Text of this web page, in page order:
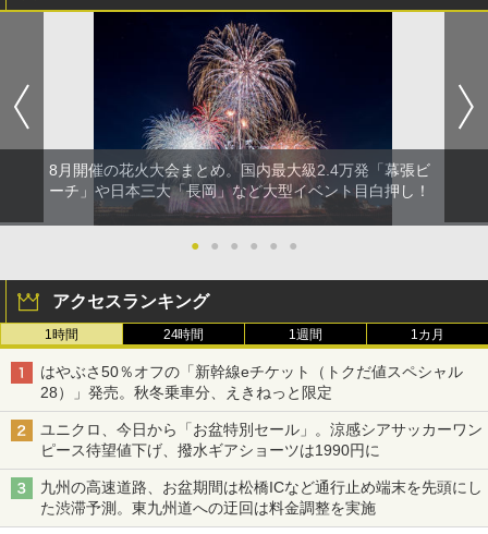
8月開催の花火大会まとめ。国内最大級2.4万発「幕張ビ
ーチ」や日本三大「長岡」など大型イベント目白押し！
● ● ● ● ● ●
アクセスランキング
1時間 24時間 1週間 1カ月
はやぶさ50％オフの「新幹線eチケット（トクだ値スペシャル
28）」発売。秋冬乗車分、えきねっと限定
ユニクロ、今日から「お盆特別セール」。涼感シアサッカーワン
ピース待望値下げ、撥水ギアショーツは1990円に
九州の高速道路、お盆期間は松橋ICなど通行止め端末を先頭にし
た渋滞予測。東九州道への迂回は料金調整を実施